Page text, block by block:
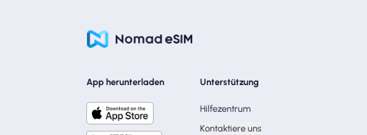
App herunterladen Unterstützung
Hilfezentrum
Kontaktiere uns